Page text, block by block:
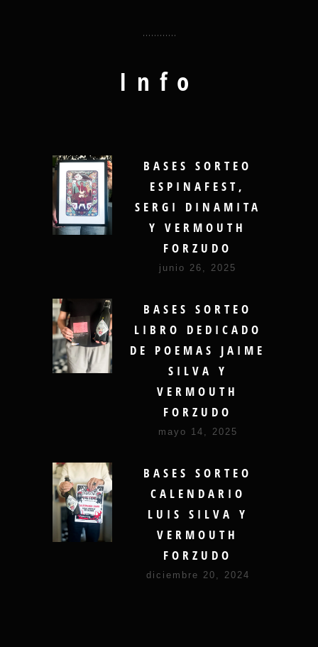
Info
BASES SORTEO
ESPINAFEST,
SERGI DINAMITA
Y VERMOUTH
FORZUDO
junio 26, 2025
BASES SORTEO
LIBRO DEDICADO
DE POEMAS JAIME
SILVA Y
VERMOUTH
FORZUDO
mayo 14, 2025
BASES SORTEO
CALENDARIO
LUIS SILVA Y
VERMOUTH
FORZUDO
diciembre 20, 2024